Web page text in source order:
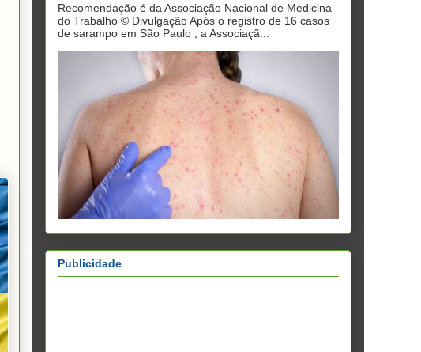
Recomendação é da Associação Nacional de Medicina
do Trabalho © Divulgação Após o registro de 16 casos
de sarampo em São Paulo , a Associaçã...
Publicidade